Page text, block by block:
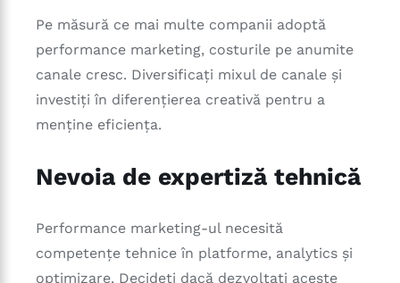
Pe măsură ce mai multe companii adoptă
performance marketing, costurile pe anumite
canale cresc. Diversificați mixul de canale și
investiți în diferențierea creativă pentru a
menține eficiența.
Nevoia de expertiză tehnică
Performance marketing-ul necesită
competențe tehnice în platforme, analytics și
optimizare. Decideți dacă dezvoltați aceste